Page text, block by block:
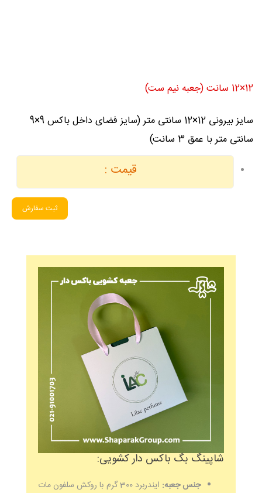
12×12 سانت (جعبه نیم ست)
سایز بیرونی 12×12 سانتی متر (سایز فضای داخل باکس 9×9
سانتی متر با عمق 3 سانت)
قیمت :
ثبت سفارش
شاپینگ بگ باکس دار کشویی:
جنس جعبه:
ایندربرد 300 گرم با روکش سلفون مات